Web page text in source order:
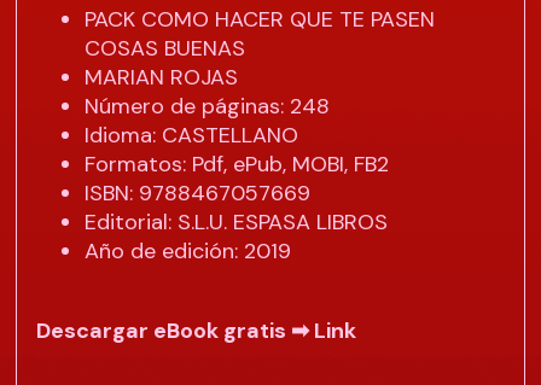
PACK COMO HACER QUE TE PASEN
COSAS BUENAS
MARIAN ROJAS
Número de páginas: 248
Idioma: CASTELLANO
Formatos: Pdf, ePub, MOBI, FB2
ISBN: 9788467057669
Editorial: S.L.U. ESPASA LIBROS
Año de edición: 2019
Descargar eBook gratis ➡Link